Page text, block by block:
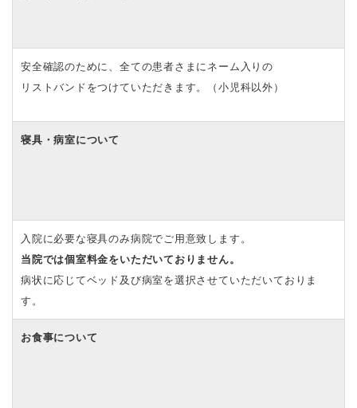
安全確認のために、全ての患者さまにネーム入りの
リストバンドをつけていただきます。（小児科以外）
寝具・病室について
入院に必要な寝具のみ病院でご用意致します。
当院では個室料金をいただいておりません。
病状に応じてベッド及び病室を選択させていただいておりま
す。
お食事について